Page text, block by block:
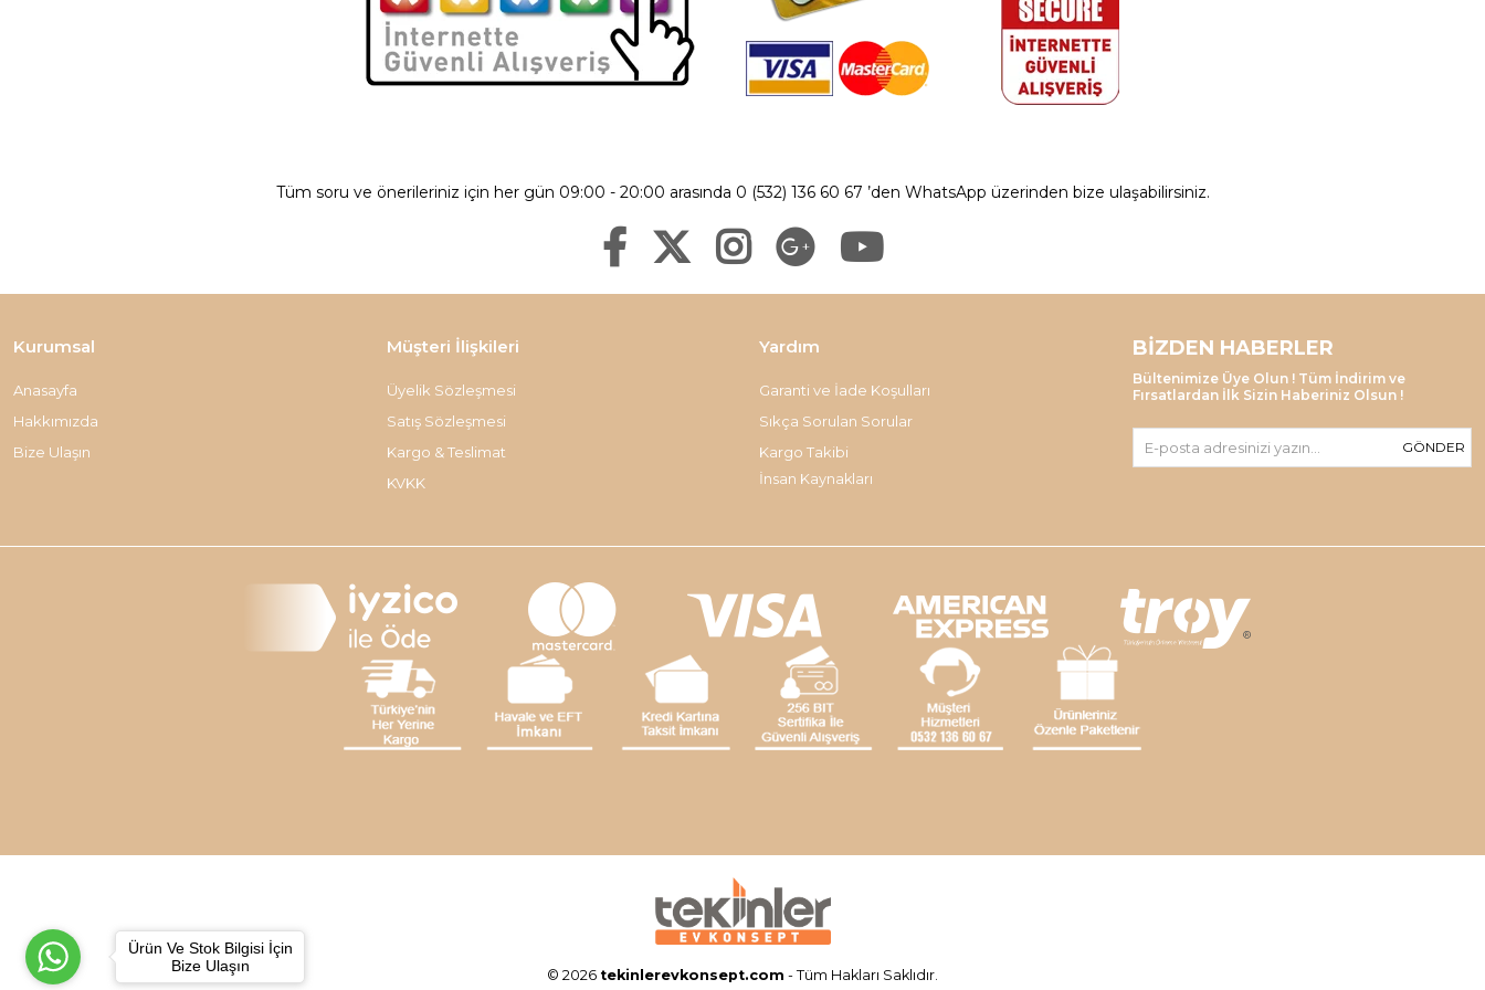
Tüm soru ve önerileriniz için her gün 09:00 - 20:00 arasında 0 (532) 136 60 67 ’den WhatsApp üzerinden bize ulaşabilirsiniz.
Kurumsal
Anasayfa
Hakkımızda
Bize Ulaşın
Müşteri İlişkileri
Üyelik Sözleşmesi
Satış Sözleşmesi
Kargo & Teslimat
KVKK
Yardım
Garanti ve İade Koşulları
Sıkça Sorulan Sorular
Kargo Takibi
İnsan Kaynakları
BIZDEN HABERLER
Bültenimize Üye Olun ! Tüm İndirim ve
Fırsatlardan İlk Sizin Haberiniz Olsun !
GÖNDER
© 2026 tekinlerevkonsept.com - Tüm Hakları Saklıdır.
Ürün Ve Stok Bilgisi İçin
Bize Ulaşın